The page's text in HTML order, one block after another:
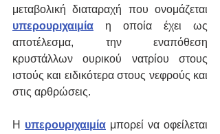
υπερουριχαιμία η οποία έχει ως
αποτέλεσμα, την εναπόθεση
κρυστάλλων ουρικού νατρίου στους
ιστούς και ειδικότερα στους νεφρούς και
στις αρθρώσεις.
Η υπερουριχαιμία μπορεί να οφείλεται